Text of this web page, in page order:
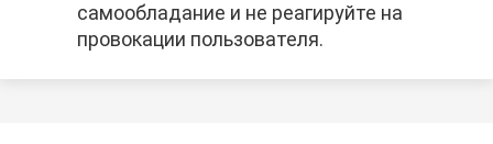
самообладание и не реагируйте на
провокации пользователя.